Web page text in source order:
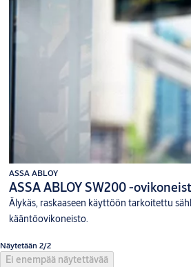
ASSA ABLOY
ASSA ABLOY SW200 -
Älykäs, raskaaseen käyttöön tarkoitettu
kääntöovikoneisto.
Näytetään 2/2
Ei enempää näytettävää